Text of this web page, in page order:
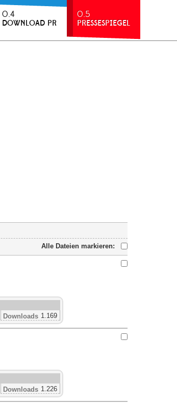
0.4
DOWNLOAD PR
0.5
PRESSESPIEGEL
Alle Dateien markieren:
Downloads 1.169
Downloads 1.226